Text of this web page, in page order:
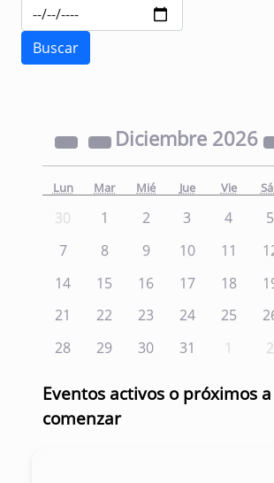
Diciembre 2026
Lun Mar Mié Jue Vie
30 1 2 3 4 5
7
8 9 10 11
14
15 16 17 18
21
22 23 24 25
28
29 30 31 1 2
Eventos activos o próximos a
comenzar